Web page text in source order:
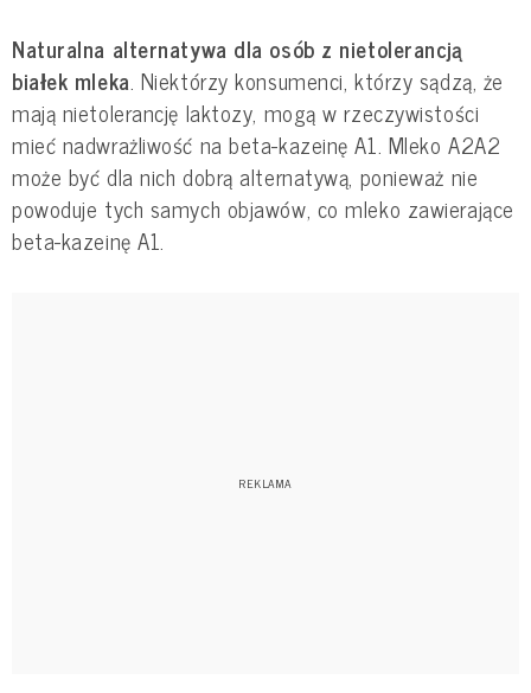
Naturalna alternatywa dla osób z nietolerancją
białek mleka. Niektórzy konsumenci, którzy sądzą, że
mają nietolerancję laktozy, mogą w rzeczywistości
mieć nadwrażliwość na beta-kazeinę A1. Mleko A2A2
może być dla nich dobrą alternatywą, ponieważ nie
powoduje tych samych objawów, co mleko zawierające
beta-kazeinę A1.